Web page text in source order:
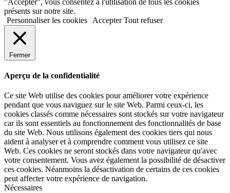
"Accepter", vous consentez à l'utilisation de tous les cookies
présents sur notre site.
Personnaliser les cookies
Accepter Tout refuser
Fermer
Aperçu de la confidentialité
Ce site Web utilise des cookies pour améliorer votre expérience
pendant que vous naviguez sur le site Web. Parmi ceux-ci, les
cookies classés comme nécessaires sont stockés sur votre navigateur
car ils sont essentiels au fonctionnement des fonctionnalités de base
du site Web. Nous utilisons également des cookies tiers qui nous
aident à analyser et à comprendre comment vous utilisez ce site
Web. Ces cookies ne seront stockés dans votre navigateur qu'avec
votre consentement. Vous avez également la possibilité de désactiver
ces cookies. Néanmoins la désactivation de certains de ces cookies
peut affecter votre expérience de navigation.
Nécessaires